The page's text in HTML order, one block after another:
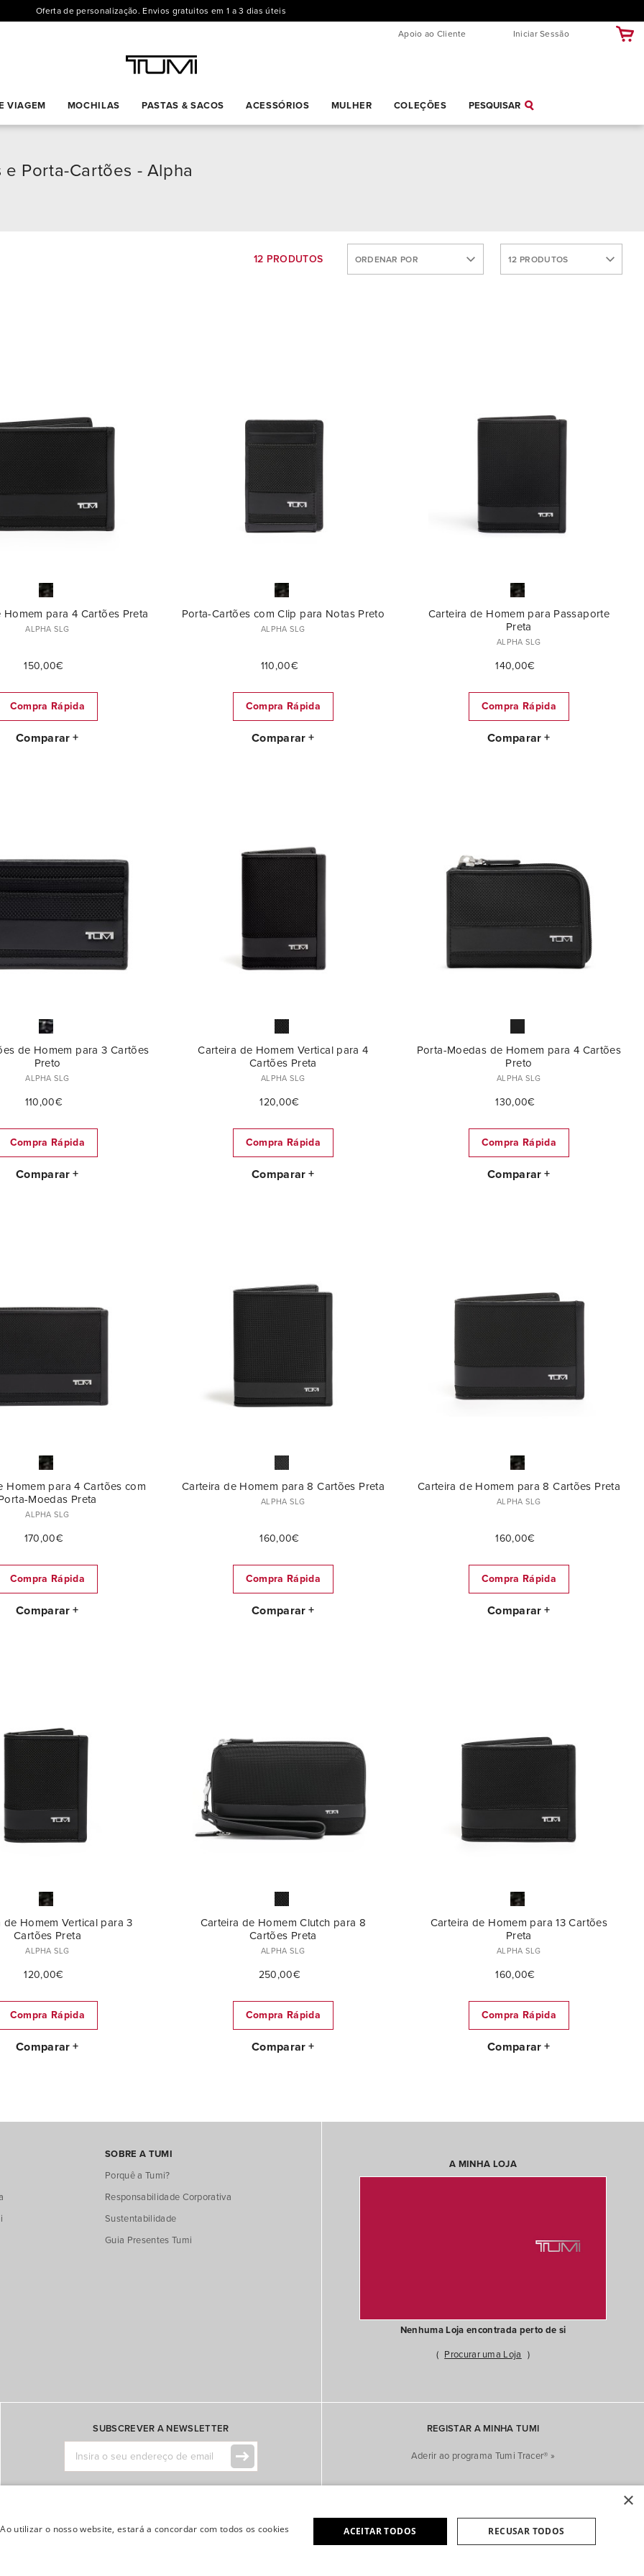
Oferta de personalização. Envios gratuitos em 1 a 3 dias úteis
Apoio ao Cliente Iniciar Sessão
VIAGEM MOCHILAS PASTAS & SACOS ACESSÓRIOS MULHER COLEÇÕES PESQUISAR
e Porta-Cartões - Alpha
12 PRODUTOS ORDENAR POR
VENDIDOS
12 PRODUTOS
Homem para 4 Cartões Preta
ALPHA SLG
150,00€
Compra Rápida
Comparar
Porta-Cartões com Clip para Notas Preto
ALPHA SLG
110,00€
Compra Rápida
Comparar
Carteira de Homem para Passaporte
Preta
ALPHA SLG
140,00€
Compra Rápida
Comparar
de Homem para 3 Cartões
Preto
ALPHA SLG
110,00€
Compra Rápida
Comparar
Carteira de Homem Vertical para 4
Cartões Preta
ALPHA SLG
120,00€
Compra Rápida
Comparar
Porta-Moedas de Homem para 4 Cartões
Preto
ALPHA SLG
130,00€
Compra Rápida
Comparar
Homem para 4 Cartões com
Moedas Preta
ALPHA SLG
170,00€
Compra Rápida
Comparar
Carteira de Homem para 8 Cartões Preta
ALPHA SLG
160,00€
Compra Rápida
Comparar
Carteira de Homem para 8 Cartões Preta
ALPHA SLG
160,00€
Compra Rápida
Comparar
de Homem Vertical para 3
Cartões Preta
ALPHA SLG
120,00€
Compra Rápida
Comparar
Carteira de Homem Clutch para 8
Cartões Preta
ALPHA SLG
250,00€
Compra Rápida
Comparar
Carteira de Homem para 13 Cartões
Preta
ALPHA SLG
160,00€
Compra Rápida
Comparar
A MINHA LOJA
Nenhuma Loja encontrada perto de si
Procurar uma Loja
SOBRE A TUMI
Porquê a Tumi?
Responsabilidade Corporativa
Sustentabilidade
Guia Presentes Tumi
SUBSCREVER A NEWSLETTER REGISTAR A MINHA TUMI
Aderir ao programa Tumi Tracer® »
×
utilizar o nosso website, estará a concordar com todos os cookies
ACEITAR TODOS RECUSAR TODOS